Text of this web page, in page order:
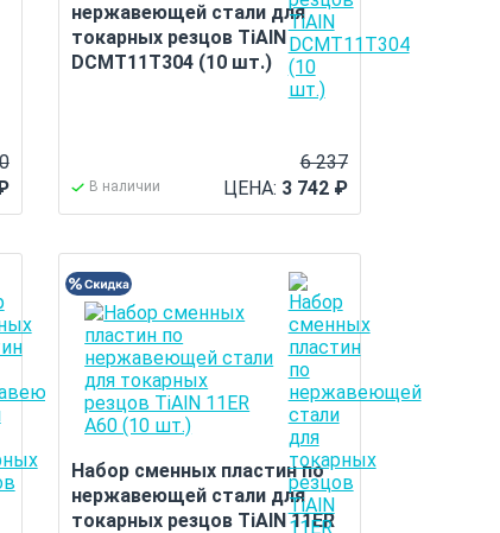
нержавеющей стали для
токарных резцов TiAlN
DCMT11T304 (10 шт.)
В наличии ЦЕНА: 3 742 ₽
6 237
Набор сменных пластин по
нержавеющей стали для
токарных резцов TiAlN 11ER